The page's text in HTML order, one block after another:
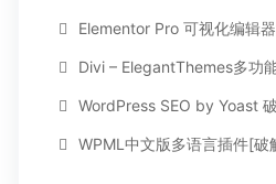
Elementor Pro 可视化编辑器汉化版[
Divi – ElegantThemes多功能WordPress
WordPress SEO by Yoast
WPML中文版多语言插件[